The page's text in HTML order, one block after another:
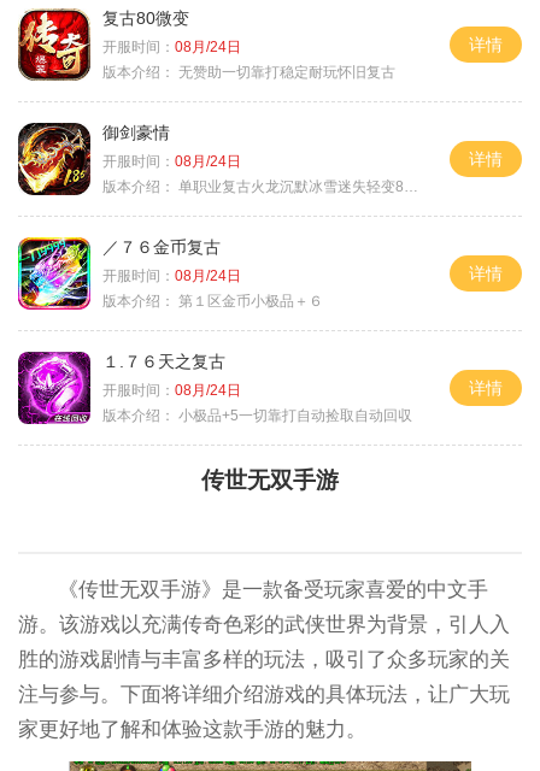
复古80微变
开服时间： 08月/24日
版本介绍： 无赞助一切靠打稳定耐玩怀旧复古
详情
御剑豪情
开服时间： 08月/24日
版本介绍： 单职业复古火龙沉默冰雪迷失轻变8085
详情
／７６金币复古
开服时间： 08月/24日
版本介绍： 第１区金币小极品＋６
详情
１.７６天之复古
开服时间： 08月/24日
版本介绍： 小极品+5一切靠打自动捡取自动回収
详情
传世无双手游
《传世无双手游》是一款备受玩家喜爱的中文手
游。该游戏以充满传奇色彩的武侠世界为背景，引人入
胜的游戏剧情与丰富多样的玩法，吸引了众多玩家的关
注与参与。下面将详细介绍游戏的具体玩法，让广大玩
家更好地了解和体验这款手游的魅力。